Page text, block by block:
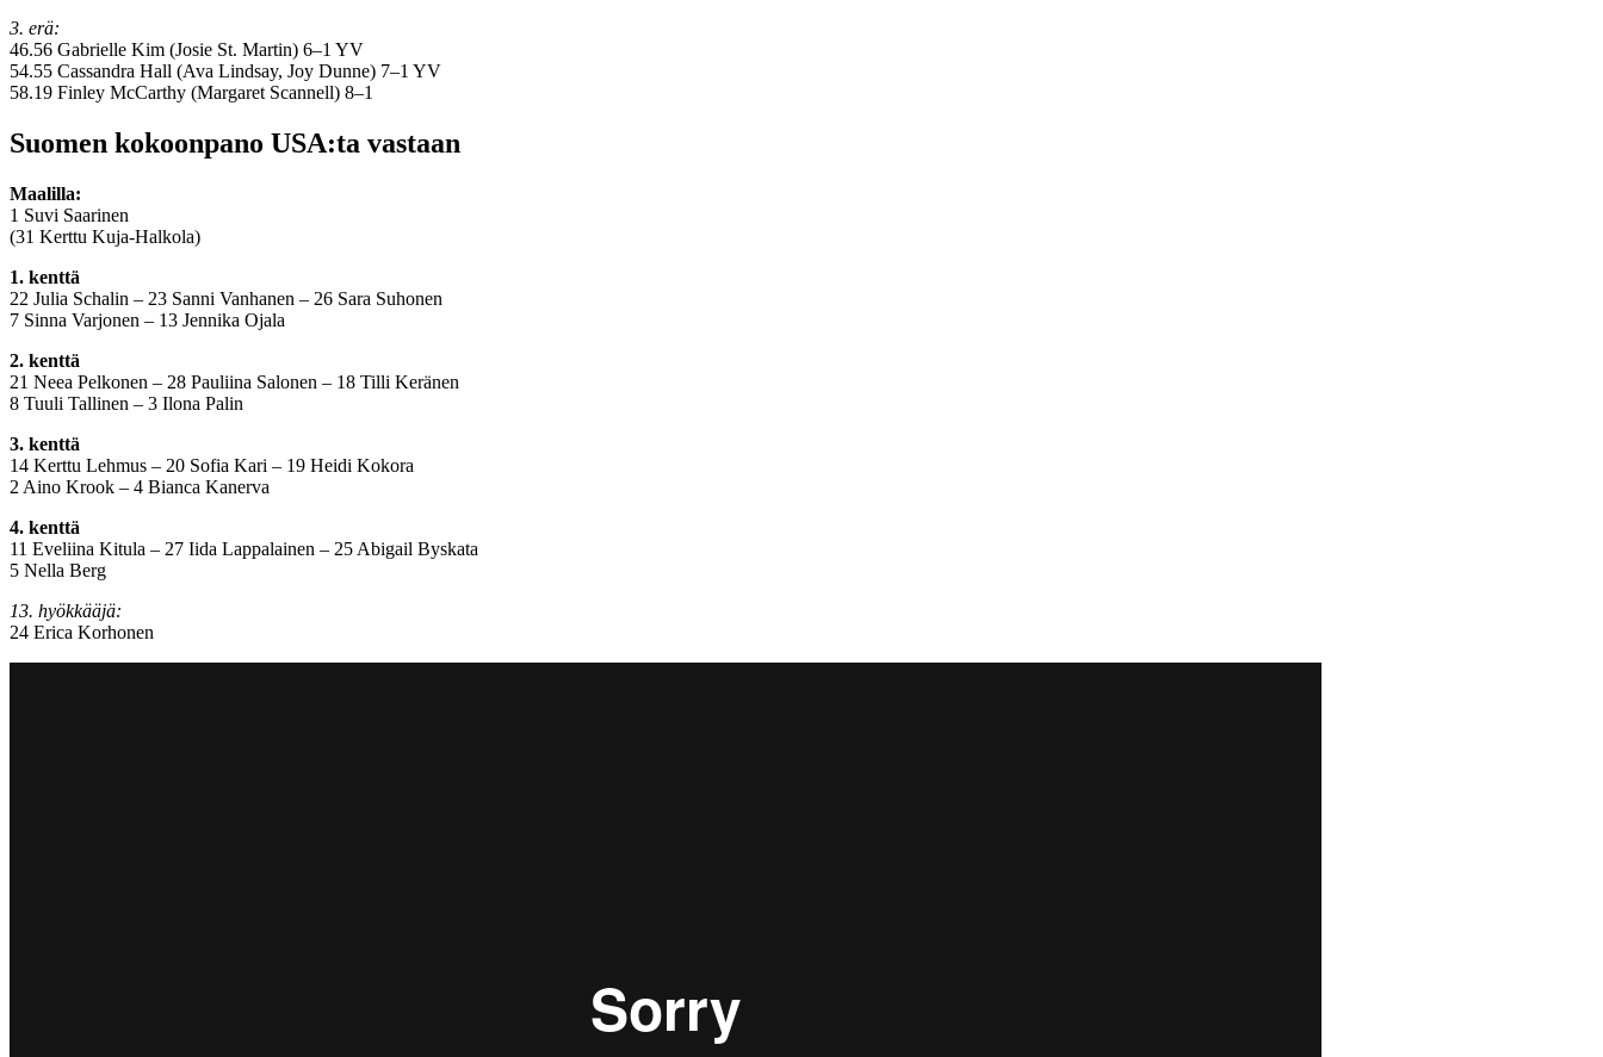
3. erä:
46.56 Gabrielle Kim (Josie St. Martin) 6–1 YV
54.55 Cassandra Hall (Ava Lindsay, Joy Dunne) 7–1 YV
58.19 Finley McCarthy (Margaret Scannell) 8–1
Suomen kokoonpano USA:ta vastaan
Maalilla:
1 Suvi Saarinen
(31 Kerttu Kuja-Halkola)
1. kenttä
22 Julia Schalin – 23 Sanni Vanhanen – 26 Sara Suhonen
7 Sinna Varjonen – 13 Jennika Ojala
2. kenttä
21 Neea Pelkonen – 28 Pauliina Salonen – 18 Tilli Keränen
8 Tuuli Tallinen – 3 Ilona Palin
3. kenttä
14 Kerttu Lehmus – 20 Sofia Kari – 19 Heidi Kokora
2 Aino Krook – 4 Bianca Kanerva
4. kenttä
11 Eveliina Kitula – 27 Iida Lappalainen – 25 Abigail Byskata
5 Nella Berg
13. hyökkääjä:
24 Erica Korhonen